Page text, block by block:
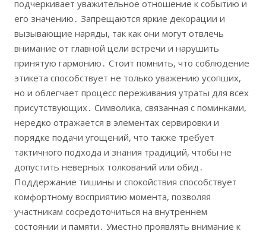
подчеркивает уважительное отношение к событию и
его значению․ Запрещаются яркие декорации и
вызывающие наряды, так как они могут отвлечь
внимание от главной цели встречи и нарушить
принятую гармонию․ Стоит помнить, что соблюдение
этикета способствует не только уважению усопших,
но и облегчает процесс переживания утраты для всех
присутствующих․ Символика, связанная с поминками,
нередко отражается в элементах сервировки и
порядке подачи угощений, что также требует
тактичного подхода и знания традиций, чтобы не
допустить неверных толкований или обид․
Поддержание тишины и спокойствия способствует
комфортному восприятию момента, позволяя
участникам сосредоточиться на внутреннем
состоянии и памяти․ Уместно проявлять внимание к